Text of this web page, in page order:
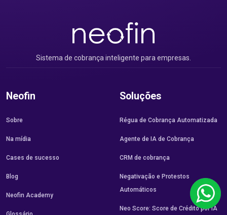
Sistema de cobrança inteligente para empresas.
Neofin
Sobre
Na mídia
Cases de sucesso
Blog
Neofin Academy
Soluções
Régua de Cobrança Automatizada
Agente de IA de Cobrança
CRM de cobrança
Negativação e Protestos
Automáticos
Neo Score: Score de Crédito por IA